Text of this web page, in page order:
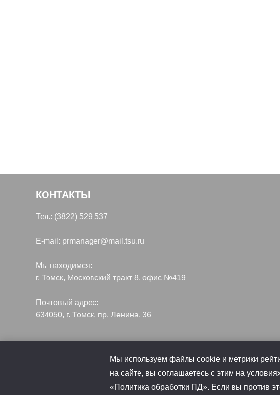
КОНТАКТЫ
Тел.: (3822) 529 537
E-mail: prmanager@mail.tsu.ru
Мы находимся:
г. Томск, Московский тракт 8, офис №419
Почтовый адрес:
634050, г. Томск, пр. Ленина, 36
Copyright © 2026 Кафедра социальных коммуникаций ТГУ
Мы используем файлы cookie и метрики
на сайте, вы соглашаетесь с этим на
«Политика обработки ПД». Если вы против